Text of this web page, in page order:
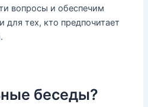
вопросы и обеспечим
для тех, кто предпочитает
беседы?